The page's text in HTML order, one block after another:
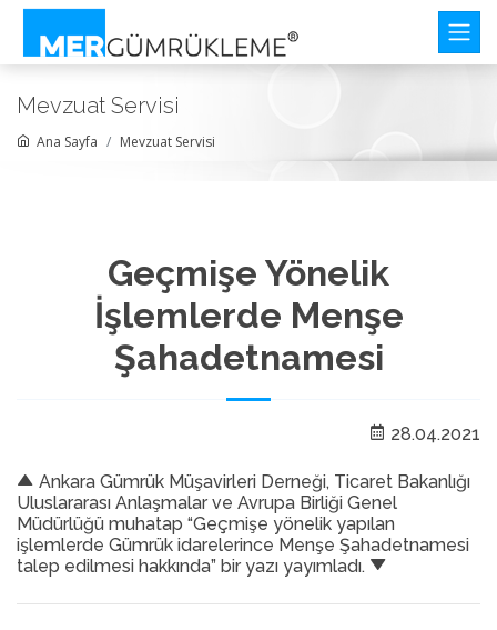
Mevzuat Servisi
Ana Sayfa Mevzuat Servisi
Geçmişe Yönelik
İşlemlerde Menşe
Şahadetnamesi
28.04.2021
Ankara Gümrük Müşavirleri Derneği, Ticaret Bakanlığı
Uluslararası Anlaşmalar ve Avrupa Birliği Genel
Müdürlüğü muhatap “Geçmişe yönelik yapılan
işlemlerde Gümrük idarelerince Menşe Şahadetnamesi
talep edilmesi hakkında” bir yazı yayımladı.